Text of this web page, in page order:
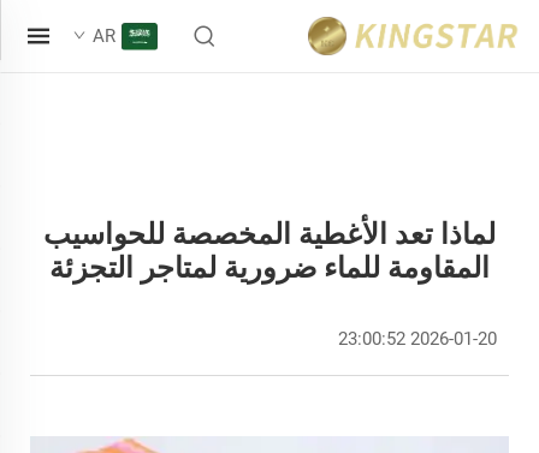
AR
لماذا تعد الأغطية المخصصة للحواسيب
المقاومة للماء ضرورية لمتاجر التجزئة
2026-01-20 23:00:52